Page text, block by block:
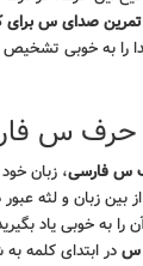
تمرین صدای س برای
را به خوبی تشخیص
حرف س
س فارسی، زبان
بین زبان و لثه
را به خوبی یاد
سدر ابتدای کلمه